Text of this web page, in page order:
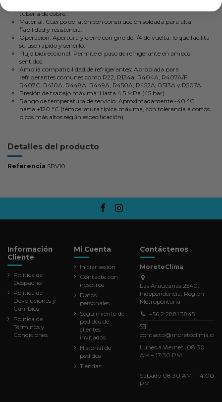
tubería de cobre.
Material: Cuerpo de latón con construcción soldada para alta
fiabilidad y resistencia.
Operación: Apertura y cierre con giro de 1/4 de vuelta, lo que facilita
su uso rápido y sencillo.
Flujo bidireccional: Permite el paso de refrigerante en ambos
sentidos.
Amplia compatibilidad de refrigerantes: Apropiada para
refrigerantes comunes como R22, R134a, R404A, R407A/F,
R407C, R410A, R448A, R449A, R450A, R452A, R513A y R507A.
Presión de trabajo máxima: Hasta 4,5 MPa (45 bar).
Rango de temperatura de servicio: Aproximadamente -40 °C
hasta +120 °C (temperatura típica máxima, con tolerancia a cortos
picos más altos según especificación).
Detalles del producto
Referencia SBV10
Información
Cliente
Política de
Despacho
Política de
Devoluciones y
Cambios
Política de
Términos y
Condiciones
Mi Cuenta
Iniciar sesión
Contacte con
nosotros
Datos
personales
Seguimiento de
pedidos de
clientes
invitados
Historial de
pedidos
Tiendas
Contáctenos
MoretoClima
Las Araucarias 2540,
Independencia, Región
Metropolitana
+56 2 2881 3845
contacto@moretoclima.cl
Lunes a Viernes 08:30
AM – 17:30 PM
Sábado 08:30 AM – 14:00
PM